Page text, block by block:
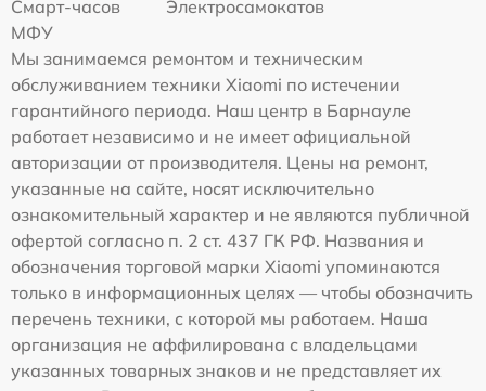
Смарт-часов
Электросамокатов
МФУ
Мы занимаемся ремонтом и техническим
обслуживанием техники Xiaomi по истечении
гарантийного периода. Наш центр в Барнауле
работает независимо и не имеет официальной
авторизации от производителя. Цены на ремонт,
указанные на сайте, носят исключительно
ознакомительный характер и не являются публичной
офертой согласно п. 2 ст. 437 ГК РФ. Названия и
обозначения торговой марки Xiaomi упоминаются
только в информационных целях — чтобы обозначить
перечень техники, с которой мы работаем. Наша
организация не аффилирована с владельцами
указанных товарных знаков и не представляет их